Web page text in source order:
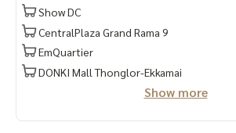
Show DC
CentralPlaza Grand Rama 9
EmQuartier
DONKI Mall Thonglor-Ekkamai
Show more